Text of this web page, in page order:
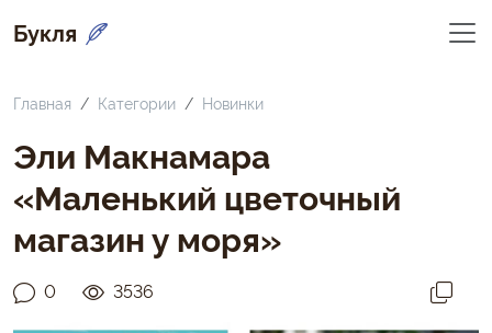
Букля
Главная Категории Новинки
Эли Макнамара
«Маленький цветочный
магазин у моря»
0 3536